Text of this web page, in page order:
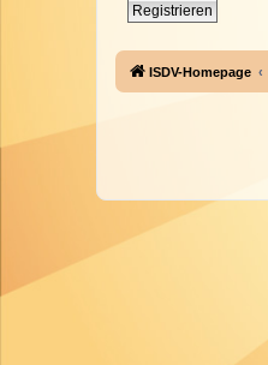
Registrieren
ISDV-Homepage